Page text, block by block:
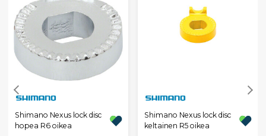
Shimano Nexus lock disc
hopea R6 oikea
Shimano Nexus lock disc
keltainen R5 oikea